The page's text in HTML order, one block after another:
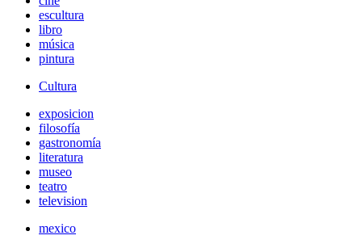
escultura
libro
música
pintura
Cultura
exposicion
filosofía
gastronomía
literatura
museo
teatro
television
mexico